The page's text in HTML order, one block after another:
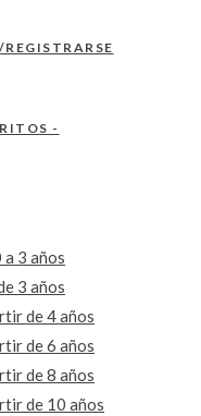
-
a 3 años
3 años
de 4 años
de 6 años
de 8 años
de 10 años